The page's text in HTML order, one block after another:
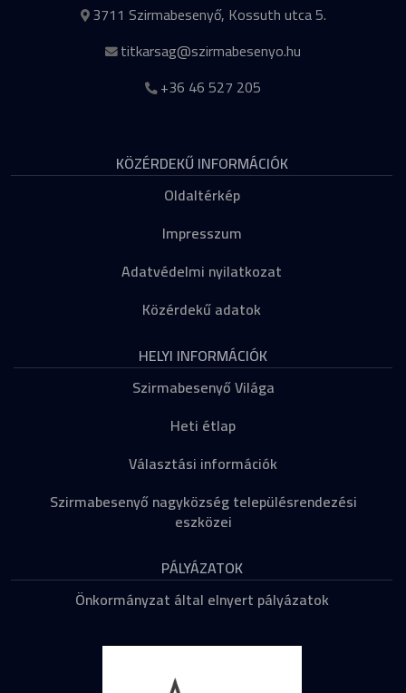
3711 Szirmabesenyő, Kossuth utca 5.
titkarsag@szirmabesenyo.hu
+36 46 527 205
KÖZÉRDEKŰ INFORMÁCIÓK
Oldaltérkép
Impresszum
Adatvédelmi nyilatkozat
Közérdekű adatok
HELYI INFORMÁCIÓK
Szirmabesenyő Világa
Heti étlap
Választási információk
Szirmabesenyő nagyközség településrendezési
eszközei
PÁLYÁZATOK
Önkormányzat által elnyert pályázatok